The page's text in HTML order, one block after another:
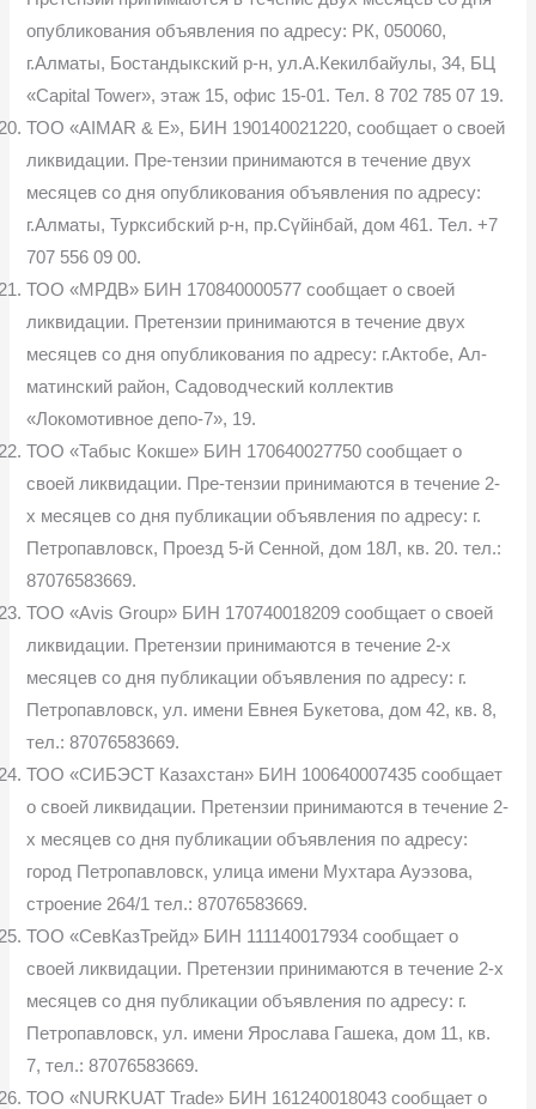
опубликования объявления по адресу: РК, 050060,
г.Алматы, Бостандыкский р-н, ул.А.Кекилбайулы, 34, БЦ
«Capital Tower», этаж 15, офис 15-01. Тел. 8 702 785 07 19.
ТОО «AIMAR & E», БИН 190140021220, сообщает о своей
ликвидации. Пре-тензии принимаются в течение двух
месяцев со дня опубликования объявления по адресу:
г.Алматы, Турксибский р-н, пр.Сүйінбай, дом 461. Тел. +7
707 556 09 00.
ТОО «МРДВ» БИН 170840000577 сообщает о своей
ликвидации. Претензии принимаются в течение двух
месяцев со дня опубликования по адресу: г.Актобе, Ал-
матинский район, Садоводческий коллектив
«Локомотивное депо-7», 19.
ТОО «Табыс Кокше» БИН 170640027750 сообщает о
своей ликвидации. Пре-тензии принимаются в течение 2-
х месяцев со дня публикации объявления по адресу: г.
Петропавловск, Проезд 5-й Сенной, дом 18Л, кв. 20. тел.:
87076583669.
ТОО «Avis Group» БИН 170740018209 сообщает о своей
ликвидации. Претензии принимаются в течение 2-х
месяцев со дня публикации объявления по адресу: г.
Петропавловск, ул. имени Евнея Букетова, дом 42, кв. 8,
тел.: 87076583669.
ТОО «СИБЭСТ Казахстан» БИН 100640007435 сообщает
о своей ликвидации. Претензии принимаются в течение 2-
х месяцев со дня публикации объявления по адресу:
город Петропавловск, улица имени Мухтара Ауэзова,
строение 264/1 тел.: 87076583669.
ТОО «СевКазТрейд» БИН 111140017934 сообщает о
своей ликвидации. Претензии принимаются в течение 2-х
месяцев со дня публикации объявления по адресу: г.
Петропавловск, ул. имени Ярослава Гашека, дом 11, кв.
7, тел.: 87076583669.
ТОО «NURKUAT Trade» БИН 161240018043 сообщает о